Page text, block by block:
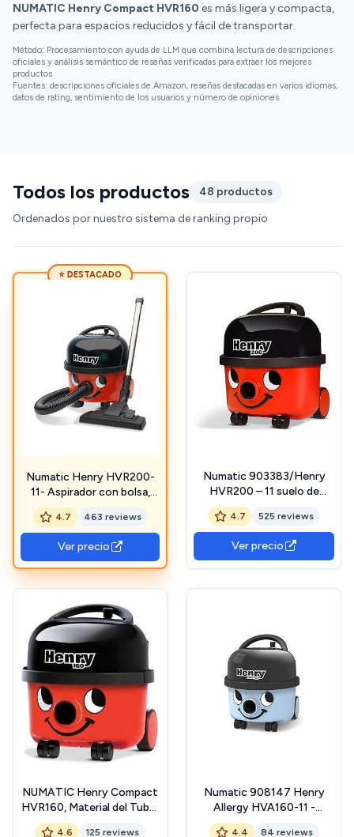
NUMATIC Henry Compact HVR160 es más ligera y compacta,
perfecta para espacios reducidos y fácil de transportar.
Método: Procesamiento con ayuda de LLM que combina lectura de descripciones
oficiales y análisis semántico de reseñas verificadas para extraer los mejores
productos
Fuentes: descripciones oficiales de Amazon, reseñas destacadas en varios idiomas,
datos de rating, sentimiento de los usuarios y número de opiniones
Todos los productos
48 productos
Ordenados por nuestro sistema de ranking propio
⭐ DESTACADO
Numatic Henry HVR200-
11- Aspirador con bolsa,
color rojo clásico
4.7 463 reviews
Ver precio
Numatic 903383/Henry
HVR200 – 11 suelo de
aspiradora con bolsa, 620
W, Classic Rojo
4.7 525 reviews
Ver precio
NUMATIC Henry Compact
HVR160, Material del Tubo:
Acero Inoxidable, Rojo
4.6 125 reviews
Numatic 908147 Henry
Allergy HVA160-11 -
Aspiradora con Bolsa (Apto
4.4 84 reviews